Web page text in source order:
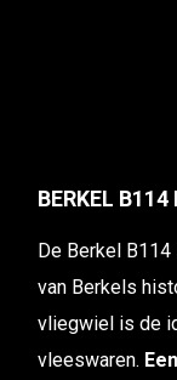
BERKEL
De Berkel
van Berkels
vliegwiel is de
vleeswaren.